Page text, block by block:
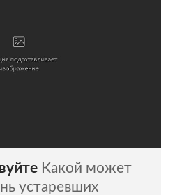
Какой может
устаревших